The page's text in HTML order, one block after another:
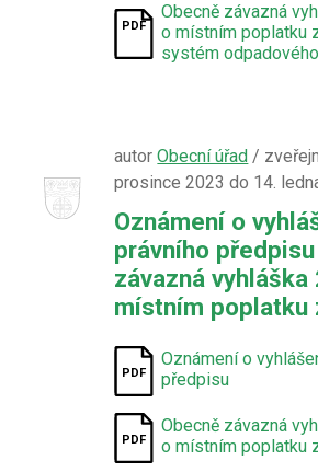
Obecně závazná
o místním poplatku
systém
autorObecní úřad /
prosince 2023 do 14.
Oznámení o
právního
závazná
místním poplatku
Oznámení o
předpisu
Obecně závazná
o místním poplatku